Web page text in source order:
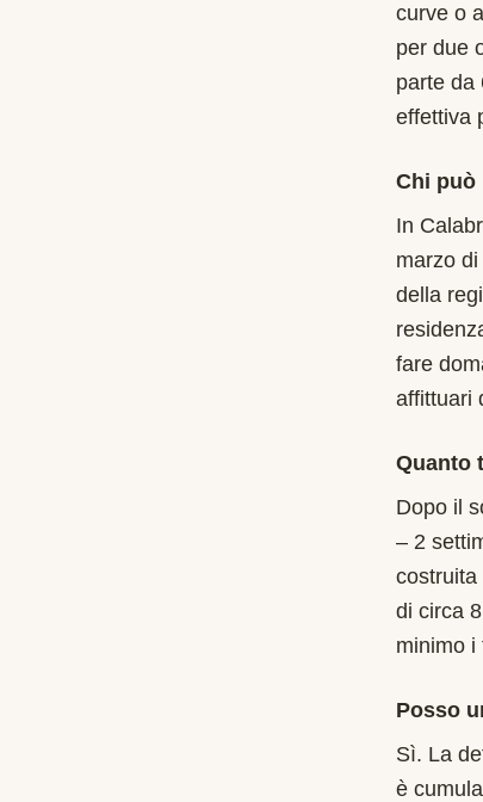
curve o
per due
parte da
effettiva
Chi può
In
marzo
della
fare
affittuari
Quanto
Dopo il
– 2
costruita
di circa
minimo i
Posso
Sì. La
è